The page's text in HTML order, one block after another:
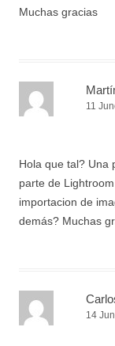
Muchas gracias
11
Hola que tal? Una
parte de
importacion de
demás? Muchas
14